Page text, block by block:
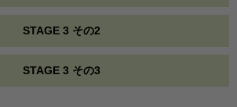
STAGE 3 その2
STAGE 3 その3